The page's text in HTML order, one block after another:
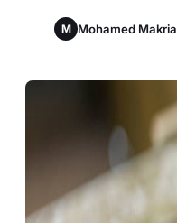
M Mohamed Makria